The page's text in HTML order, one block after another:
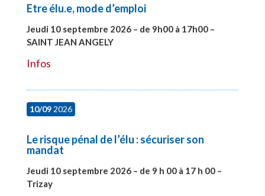
Etre élu.e, mode d’emploi
Jeudi 10 septembre 2026 – de 9h00 à 17h00 –
SAINT JEAN ANGELY
Infos
10/092026
Le risque pénal de l’élu : sécuriser son
mandat
Jeudi 10 septembre 2026 – de 9 h 00 à 17 h 00 –
Trizay